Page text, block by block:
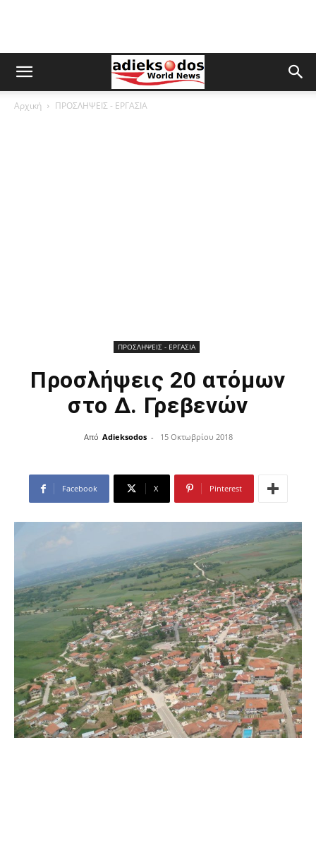
Αρχική ΠΡΟΣΛΗΨΕΙΣ - ΕΡΓΑΣΙΑ
ΠΡΟΣΛΗΨΕΙΣ - ΕΡΓΑΣΙΑ
Προσλήψεις 20 ατόμων
στο Δ. Γρεβενών
Από Adieksodos - 15 Οκτωβρίου 2018
Facebook X Pinterest